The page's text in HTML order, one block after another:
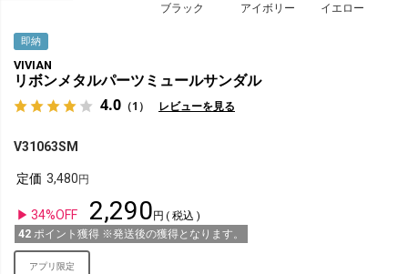
ブラック アイボリー イエロー
即納
VIVIAN
リボンメタルパーツミュールサンダル
4.0 （1） レビューを見る
V31063SM
定価 3,480
34%OFF 2,290
税込
42 ポイント獲得 ※発送後の獲得となります。
アプリ限定